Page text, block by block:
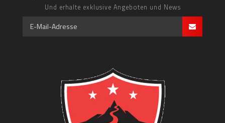
Und erhalte exklusive Angeboten und News